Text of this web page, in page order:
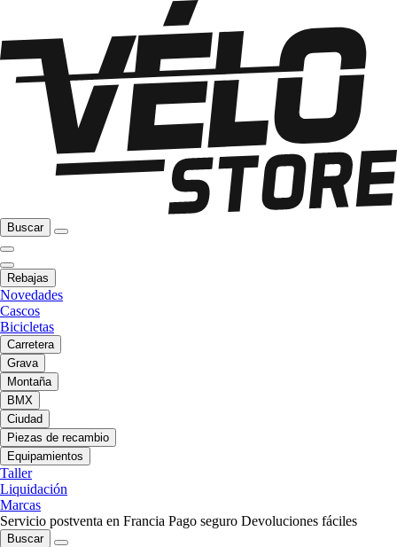
Buscar
Rebajas
Novedades
Cascos
Bicicletas
Carretera
Grava
Montaña
BMX
Ciudad
Piezas de recambio
Equipamientos
Taller
Liquidación
Marcas
Servicio postventa en Francia Pago seguro Devoluciones fáciles
Buscar